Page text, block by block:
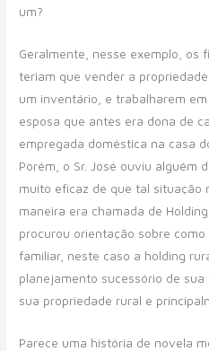
um?
Geralmente, nesse exemplo, os
teriam que vender a
um inventário, e trabalharem
esposa que antes era dona de
empregada doméstica na casa
Porém, o Sr. José ouviu alguém
muito eficaz de que tal situação
maneira era chamada de
procurou orientação sobre
familiar, neste caso a holding
planejamento sucessório de
sua propriedade rural e
Parece uma história de novela